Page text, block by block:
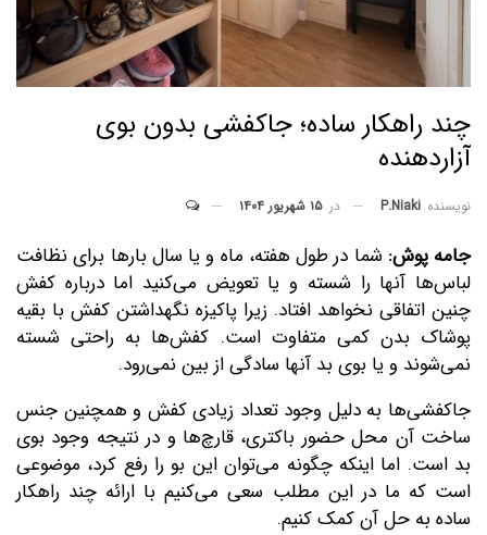
چند راهکار ساده؛ جاکفشی بدون بوی
آزاردهنده
نویسنده P.niaki در ۱۵ شهریور ۱۴۰۴
جامه پوش: شما در طول هفته، ماه و یا سال بارها برای نظافت
لباس‌ها آنها را شسته و یا تعویض می‌کنید اما درباره کفش
چنین اتفاقی نخواهد افتاد. زیرا پاکیزه نگهداشتن کفش با بقیه
پوشاک بدن کمی متفاوت است. کفش‌ها به راحتی شسته
نمی‌شوند و یا بوی بد آنها سادگی از بین نمی‌رود.
جاکفشی‌ها به دلیل وجود تعداد زیادی کفش‌ و همچنین جنس
ساخت آن محل حضور باکتری، قارچ‌ها و در نتیجه وجود بوی
بد است. اما اینکه چگونه می‌توان این بو را رفع کرد، موضوعی
است که ما در این مطلب سعی می‌کنیم با ارائه چند راهکار
ساده به حل آن کمک کنیم.